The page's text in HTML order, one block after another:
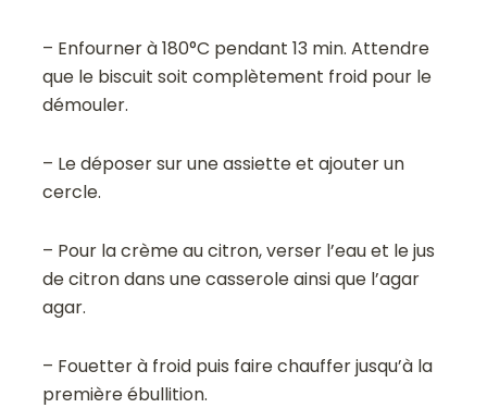
– Enfourner à 180°C pendant 13 min. Attendre
que le biscuit soit complètement froid pour le
démouler.
– Le déposer sur une assiette et ajouter un
cercle.
– Pour la crème au citron, verser l’eau et le jus
de citron dans une casserole ainsi que l’agar
agar.
– Fouetter à froid puis faire chauffer jusqu’à la
première ébullition.